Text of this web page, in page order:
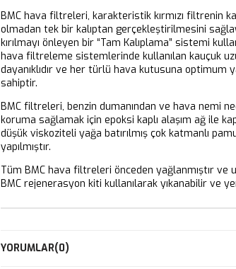
BMC hava filtreleri, karakteristik kırmızı filtrenin
olmadan tek bir kalıptan gerçekleştirilmesini
kırılmayı önleyen bir “Tam Kalıplama” sistemi
hava filtreleme sistemlerinde kullanılan kauçuk
dayanıklıdır ve her türlü hava kutusuna optimum
sahiptir.
BMC filtreleri, benzin dumanından ve hava nemi
koruma sağlamak için epoksi kaplı alaşım ağ ile
düşük viskoziteli yağa batırılmış çok katmanlı
yapılmıştır.
Tüm BMC hava filtreleri önceden yağlanmıştır ve
BMC rejenerasyon kiti kullanılarak yıkanabilir ve
YORUMLAR(0)